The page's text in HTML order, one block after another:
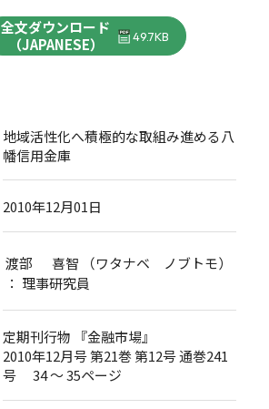
全文ダウンロード
（JAPANESE）
49.7KB
地域活性化へ積極的な取組み進める八
幡信用金庫
2010年12月01日
渡部 喜智 （ワタナベ ノブトモ）
： 理事研究員
定期刊行物 『金融市場』
2010年12月号 第21巻 第12号 通巻241
号 34 ～ 35ページ